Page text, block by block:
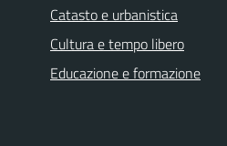
Catasto e urbanistica
Cultura e tempo libero
Educazione e formazione